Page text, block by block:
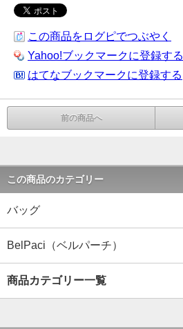
この商品をログピでつぶやく
Yahoo!ブックマークに登録する
はてなブックマークに登録する
前の商品へ
この商品のカテゴリー
バッグ
BelPaci（ベルパーチ）
商品カテゴリー一覧